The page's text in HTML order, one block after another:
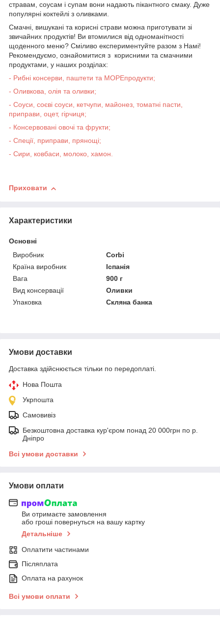
стравам, соусам і супам вони надають пікантного смаку. Дуже
популярні коктейлі з оливками.
Смачні, вишукані та корисні страви можна приготувати зі
звичайних продуктів! Ви втомилися від одноманітності
щоденного меню? Сміливо експериментуйте разом з Намі!
Рекомендуємо, ознайомитися з корисними та смачними
продуктами, у наших розділах:
- Рибні консерви, паштети та МОРЕпродукти;
- Оливкова, олія та оливки;
- Соуси, соєві соуси, кетчупи, майонез, томатні пасти,
приправи, оцет, гірчиця;
- Консервовані овочі та фрукти;
- Спеції, приправи, прянощі;
- Сири, ковбаси, молоко, хамон.
Приховати
Характеристики
Основні
Виробник
Corbi
Країна виробник
Іспанія
Вага
900 г
Вид консервації
Оливки
Упаковка
Скляна банка
Умови доставки
Доставка здійснюється тільки по передоплаті.
Нова Пошта
Укрпошта
Самовивіз
Безкоштовна доставка кур'єром понад 20 000грн по р.
Дніпро
Всі умови доставки
Умови оплати
Ви отримаєте замовлення
або гроші повернуться на вашу картку
Детальніше
Оплатити частинами
Післяплата
Оплата на рахунок
Всі умови оплати